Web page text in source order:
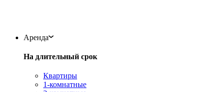
Аренда
На длительный срок
Квартиры
1-комнатные